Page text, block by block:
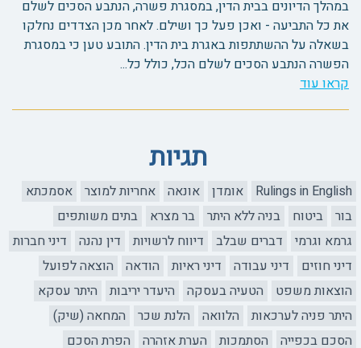
במהלך הדיונים בבית הדין, במסגרת פשרה, הנתבע הסכים לשלם
את כל התביעה - ואכן פעל כך ושילם. לאחר מכן הצדדים נחלקו
בשאלה על ההשתתפות באגרת בית הדין. התובע טען כי במסגרת
הפשרה הנתבע הסכים לשלם הכל, כולל כל...
קראו עוד
תגיות
Rulings in English אומדן אונאה אחריות למוצר
אסמכתא
בור
ביטוח בניה ללא היתר בר מצרא
בתים משותפים
גרמא וגרמי
דברים שבלב דיווח לרשויות דין נהנה
דיני חברות
דיני חוזים
דיני עבודה דיני ראיות הודאה
הוצאה לפועל
הוצאות משפט
הטעיה בעסקה היעדר יריבות
היתר עסקא
היתר פניה לערכאות
הלוואה הלנת שכר
המחאה (שיק)
הסכם בכפייה
הסתמכות הערת אזהרה
הפרת הסכם